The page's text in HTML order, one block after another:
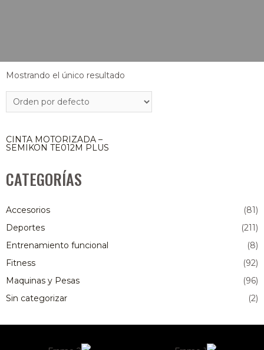
CATEGORÍAS
Accesorios
(81)
Deportes
(211)
Entrenamiento funcional
(8)
Fitness
(92)
Maquinas y Pesas
(96)
Sin categorizar
(2)
Mostrando el único resultado
CINTA MOTORIZADA –
SEMIKON TE012M PLUS